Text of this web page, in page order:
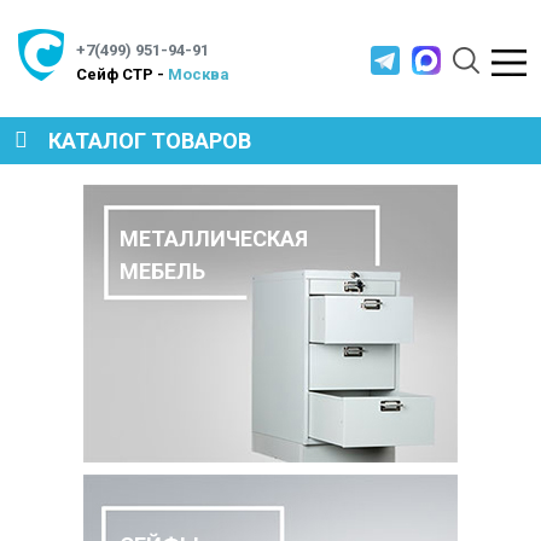
+7(499) 951-94-91
Cейф СТР - Москва
КАТАЛОГ ТОВАРОВ
СЕЙФЫ
МЕТАЛЛИЧЕСКАЯ МЕБЕЛЬ
ПРОИЗВОДСТВЕННАЯ МЕБЕЛЬ
МЕТАЛЛИЧЕСКАЯ
МЕБЕЛЬ